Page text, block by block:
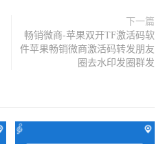
下一篇
畅销微商-苹果双开TF激活码软
件苹果畅销微商激活码转发朋友
圈去水印发圈群发